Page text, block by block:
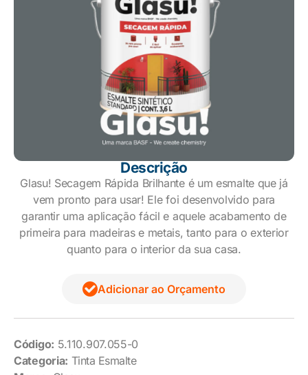
Descrição
Glasu! Secagem Rápida Brilhante é um esmalte que já
vem pronto para usar! Ele foi desenvolvido para
garantir uma aplicação fácil e aquele acabamento de
primeira para madeiras e metais, tanto para o exterior
quanto para o interior da sua casa.
Adicionar ao Orçamento
Código: 5.110.907.055-0
Categoria: Tinta Esmalte